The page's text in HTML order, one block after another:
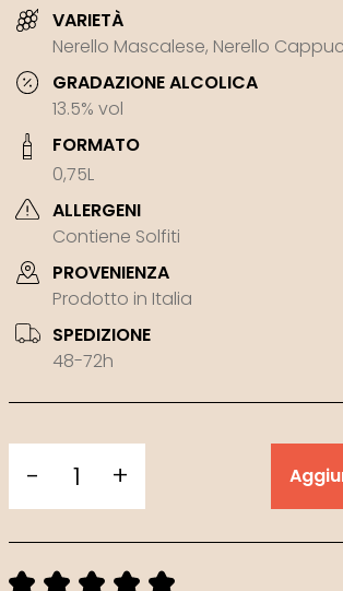
VARIETÀ
Nerello Mascalese, Nerello
GRADAZIONE ALCOLICA
13.5% vol
FORMATO
0,75L
ALLERGENI
Contiene Solfiti
PROVENIENZA
Prodotto in Italia
SPEDIZIONE
48-72h
- +